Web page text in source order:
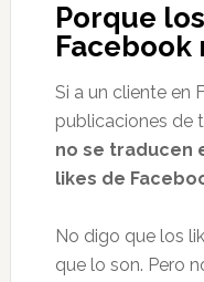
Porque
Facebook
Si a un cliente en
publicaciones de
no se traducen
likes de
No digo que los
que lo son. Pero